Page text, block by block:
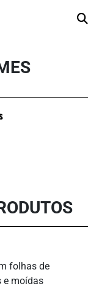
folhas de
e moídas